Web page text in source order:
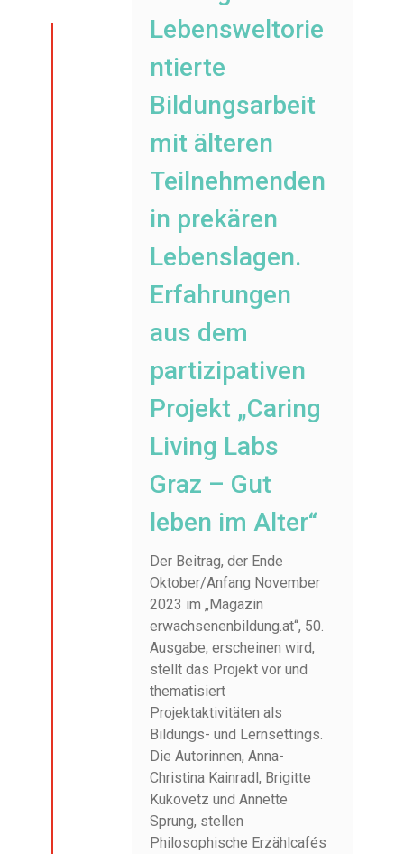
Lebensweltorie
ntierte
Bildungsarbeit
mit älteren
Teilnehmenden
in prekären
Lebenslagen.
Erfahrungen
aus dem
partizipativen
Projekt „Caring
Living Labs
Graz – Gut
leben im Alter“
Der Beitrag, der Ende
Oktober/Anfang November
2023 im „Magazin
erwachsenenbildung.at“, 50.
Ausgabe, erscheinen wird,
stellt das Projekt vor und
thematisiert
Projektaktivitäten als
Bildungs- und Lernsettings.
Die Autorinnen, Anna-
Christina Kainradl, Brigitte
Kukovetz und Annette
Sprung, stellen
Philosophische Erzählcafés